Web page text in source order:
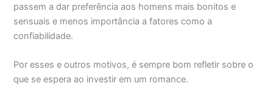
passem a dar preferência aos homens mais bonitos e
sensuais e menos importância a fatores como a
confiabilidade.
Por esses e outros motivos, é sempre bom refletir sobre o
que se espera ao investir em um romance.